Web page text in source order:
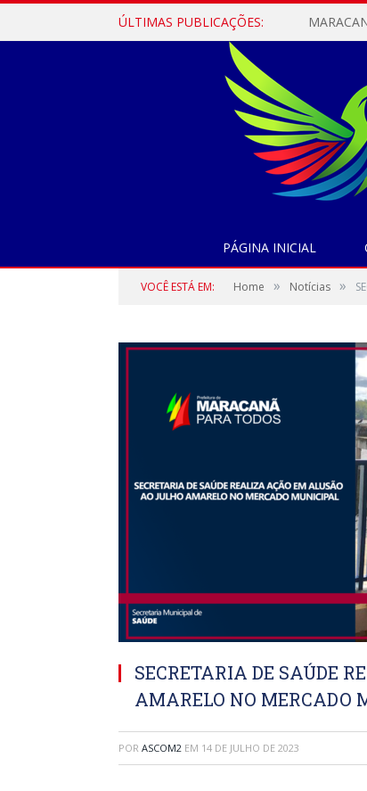
ÚLTIMAS PUBLICAÇÕES:
PÁGINA INICIAL
VOCÊ ESTÁ EM: Home » Notícias »
SECRETARIA DE SAÚDE
AMARELO NO MERCADO
POR ASCOM2 EM 14 DE JULHO DE 2023